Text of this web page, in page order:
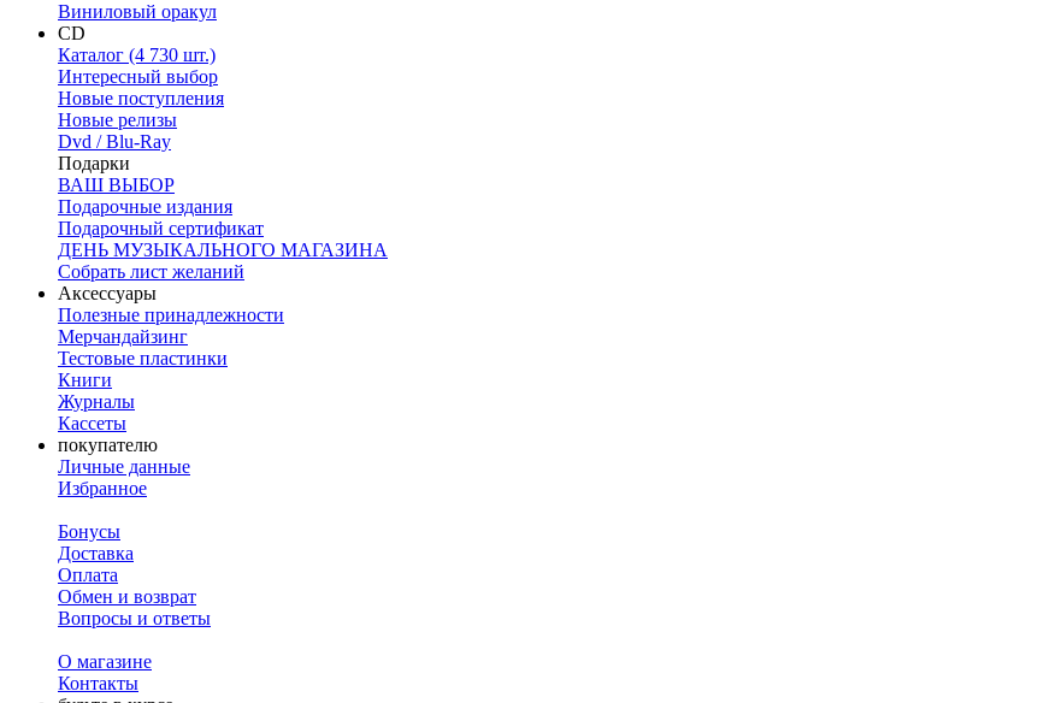
Виниловый оракул
CD
Каталог (4 730 шт.)
Интересный выбор
Новые поступления
Новые релизы
Dvd / Blu-Ray
Подарки
ВАШ ВЫБОР
Подарочные издания
Подарочный сертификат
ДЕНЬ МУЗЫКАЛЬНОГО МАГАЗИНА
Собрать лист желаний
Аксессуары
Полезные принадлежности
Мерчандайзинг
Тестовые пластинки
Книги
Журналы
Кассеты
покупателю
Личные данные
Избранное
Бонусы
Доставка
Оплата
Обмен и возврат
Вопросы и ответы
О магазине
Контакты